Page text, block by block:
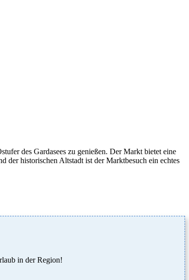
des Gardasees zu genießen. Der Markt bietet eine
der historischen Altstadt ist der Marktbesuch ein echtes
in der Region!